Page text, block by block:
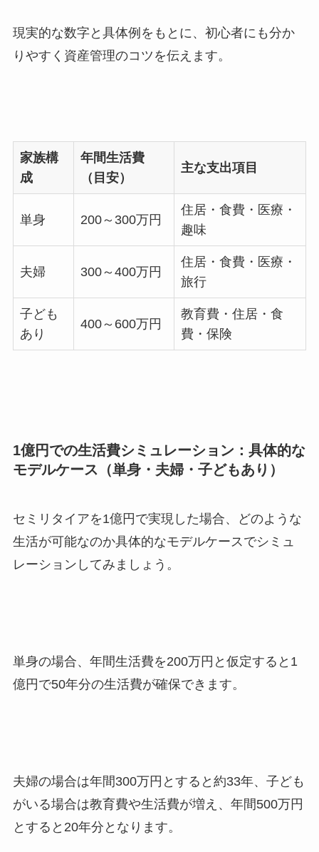
現実的な数字と具体例をもとに、初心者にも分か
りやすく資産管理のコツを伝えます。
家族構
成
年間生活費
（目安）
主な支出項目
単身 200～300万円
住居・食費・医療・
趣味
夫婦 300～400万円
住居・食費・医療・
旅行
子ども
あり
400～600万円
教育費・住居・食
費・保険
1億円での生活費シミュレーション：具体的な
モデルケース（単身・夫婦・子どもあり）
セミリタイアを1億円で実現した場合、どのような
生活が可能なのか具体的なモデルケースでシミュ
レーションしてみましょう。
単身の場合、年間生活費を200万円と仮定すると1
億円で50年分の生活費が確保できます。
夫婦の場合は年間300万円とすると約33年、子ども
がいる場合は教育費や生活費が増え、年間500万円
とすると20年分となります。